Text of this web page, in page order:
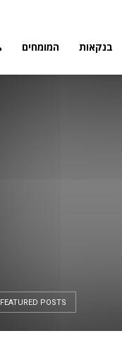
בנקאות המומחים
FEATURED POSTS